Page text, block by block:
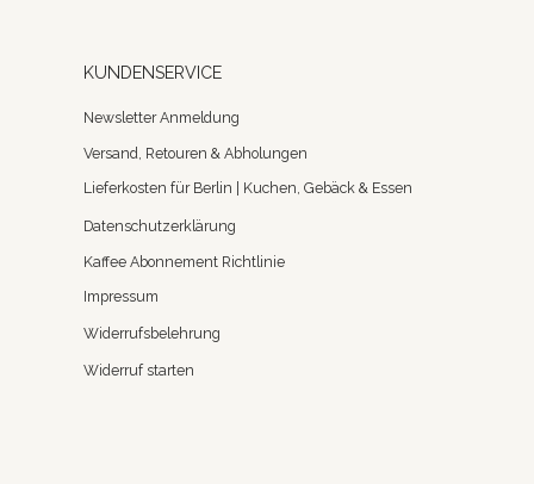
KUNDENSERVICE
Newsletter Anmeldung
Versand, Retouren & Abholungen
Lieferkosten für Berlin | Kuchen, Gebäck & Essen
Datenschutzerklärung
Kaffee Abonnement Richtlinie
Impressum
Widerrufsbelehrung
Widerruf starten